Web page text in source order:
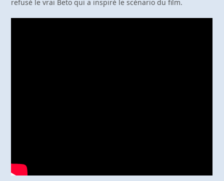
refusé le vrai Beto qui a inspiré le scénario du film.